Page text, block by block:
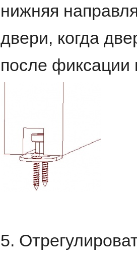
нижняя
двери, когда
после фиксации
5.